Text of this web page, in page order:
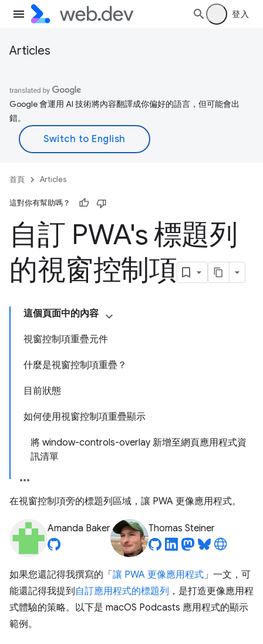
登入
Articles
Google 會運用 AI 技術將內容翻譯成你偏好的語言，但可能會出
錯。
首頁 Articles
這對你有幫助嗎？
自訂 PWA's 標題列
的視窗控制項
這個頁面中的內容
視窗控制項重疊元件
什麼是視窗控制項重疊？
目前狀態
如何使用視窗控制項重疊顯示
將 window-controls-overlay 新增至網頁應用程式資
訊清單
在視窗控制項旁的標題列區域，讓 PWA 更像應用程式。
Amanda Baker Thomas Steiner
如果您還記得我撰寫的「 讓 PWA 更像應用程式」一文，可
能還記得我提到 自訂應用程式的標題列 ，是打造更像應用程
式體驗的策略。以下是 macOS Podcasts 應用程式的顯示
範例。